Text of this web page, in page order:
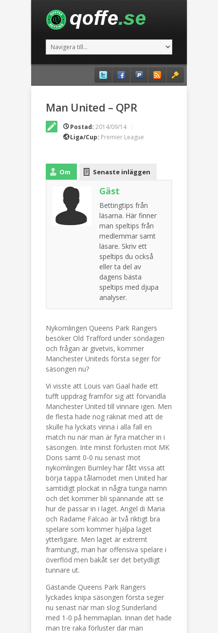
Man United – QPR
Postad: 2014/09/14
Liga/Cup: Premier League
Om Senaste inläggen
Gäst
Bettingtips från
läsarna. Här finner
man speltips från
medlemmar samt
läsare. Skriv ett
speltips du också
eller ta del av
dagens bästa
speltips med djupa
analyser.
Nykomlingen Queens Park Rangers
besöker Old Trafford under söndagen
och frågan är givetvis, kommer
Manchester Uniteds första seger för
säsongen nu?
Vi visste att Louis van Gaal hade ett
tufft uppdrag framför sig att förvandla
Manchester United till vinnare igen. Men
de flesta hade nog räknat med att de
skulle ha lyckats vinna i alla fall en
match nu när man är fyra matcher in i
säsongen. Inte minst förlusten mot MK
Dons samt 0-0 nu senast mot
nykomlingen Burnley har fått vissa att
börja tappa tålamodet men United har
samtidigt plockat in några tunga namn
och det kommer bli spännande att se
hur de passar in i laget. Angel di Maria
och Radame Falcao är två riktigt bra
spelare som kommer hjälpa laget
ytterligare. Men laget är extremt
framtungt, man har offensiva spelare i
överflöd men bakåt ser det betydligt
tunnare ut.
Gästande Queens Park Rangers
lyckades knipa säsongen första seger
nu senast när man slog Sunderland
med 1-0 på hemmaplan. Innan det hade
man tre raka förluster där man